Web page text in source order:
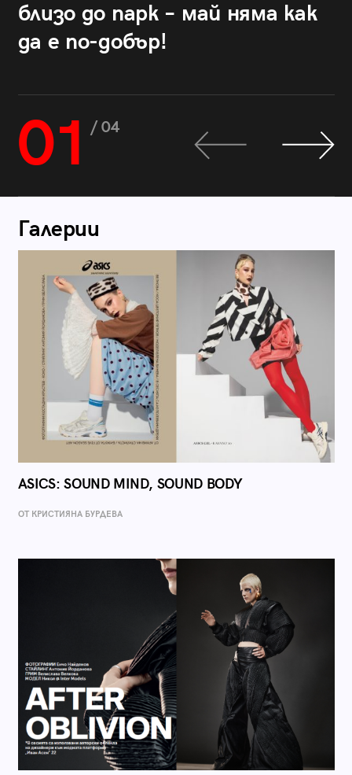
близо до парк – май няма как
да е по-добър!
01 / 04
Галерии
ASICS: SOUND MIND, SOUND BODY
ОТ КРИСТИЯНА БУРДЕВА